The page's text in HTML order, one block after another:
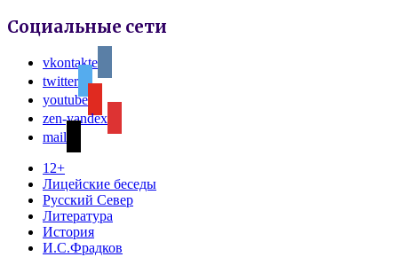
Социальные сети
vkontakte
twitter
youtube
zen-yandex
mail
12+
Лицейские беседы
Русский Север
Литература
История
И.С.Фрадков